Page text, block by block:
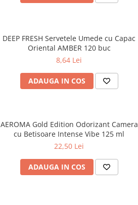
DEEP FRESH Servetele Umede cu Capac
Oriental AMBER 120 buc
8,64 Lei
ADAUGA IN COS
AEROMA Gold Edition Odorizant Camera
cu Betisoare Intense Vibe 125 ml
22,50 Lei
ADAUGA IN COS